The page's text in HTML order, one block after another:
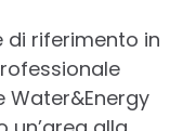
di riferimento in
Water&Energy